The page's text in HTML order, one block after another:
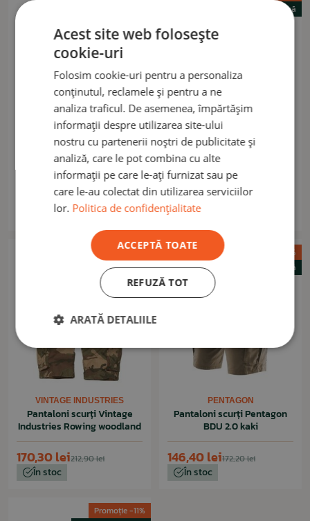
PENTAGON
Pantaloni scurți Pentagon
Lycos ranger green
171,30 lei
În stoc
Reducerea de vară
PENTAGON
Pantaloni scurți Pentagon
BDU 2.0 cinder grey
146,40 lei
În stoc
Promoție -20%
Reducerea de vară
VINTAGE INDUSTRIES
Pantaloni scurți Vintage
Industries Rowing woodland
212,90 lei
170,30 lei
În stoc
Promoție -15%
Reducerea de vară
PENTAGON
Pantaloni scurți Pentagon
BDU 2.0 kaki
172,20 lei
146,40 lei
În stoc
Promoție -11%
Acest site web folosește
cookie-uri
Folosim cookie-uri pentru a personaliza
conținutul, reclamele și pentru a ne
analiza traficul. De asemenea, împărtășim
informații despre utilizarea site-ului
nostru cu partenerii noștri de publicitate și
analiză, care le pot combina cu alte
informații pe care le-ați furnizat sau pe
care le-au colectat din utilizarea serviciilor
lor. Politica de confidențialitate
ACCEPTĂ TOATE
REFUZĂ TOT
ARATĂ DETALIILE